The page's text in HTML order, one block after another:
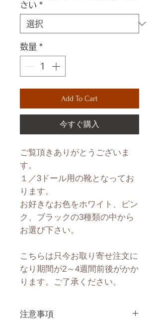
さい *
数量 *
Add To Cart
今すぐ購入
ご覧頂きありがとうございま
す。
１／3ドール用の靴となってお
ります。
お好きなお色をホワイト、ピン
ク、ブラックの3種類の中から
お選び下さい。
こちらは只今お取り寄せ注文に
なり期間が2～4週間前後がかか
ります。ご了承ください。
注意事項